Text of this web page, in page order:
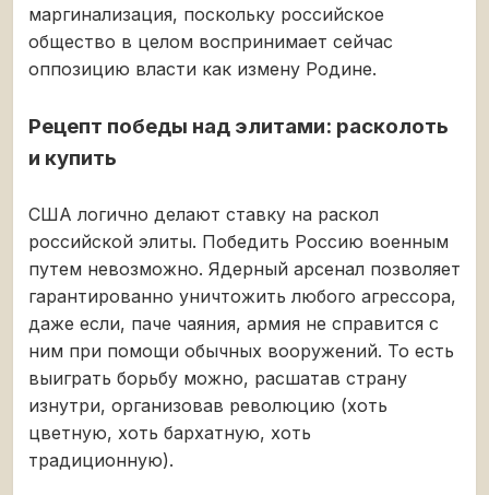
маргинализация, поскольку российское
общество в целом воспринимает сейчас
оппозицию власти как измену Родине.
Рецепт победы над элитами: расколоть
и купить
США логично делают ставку на раскол
российской элиты. Победить Россию военным
путем невозможно. Ядерный арсенал позволяет
гарантированно уничтожить любого агрессора,
даже если, паче чаяния, армия не справится с
ним при помощи обычных вооружений. То есть
выиграть борьбу можно, расшатав страну
изнутри, организовав революцию (хоть
цветную, хоть бархатную, хоть
традиционную).